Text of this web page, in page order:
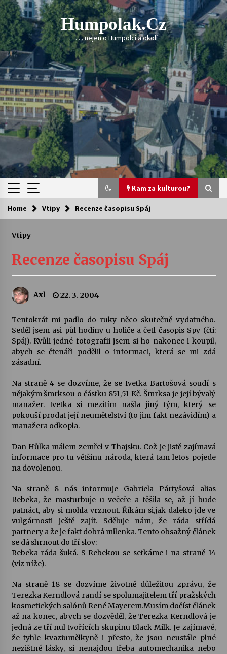
Skip
to
content
Humpolak.cz
. . . . . nejen o Humpolci a okolí
Kam za kulturou?
Kam za kulturou?
Sukuba Ensemble
4. 8. 2026
Vernisáž výstavy Josefíny Duškové: Stávám se
kapkou
Veselí muzikanti
30. 7. 2026
Pozvánka na integrační festival Quijotova
šedesátka: 28. 7.–1. 8. 2026
28. 7. 2026
Letní koncerty ve Stromovce: Kolchoz a
28. 7. 2026
23. 7. 2026
Letní koncerty ve Stromovce: Rufus Miller
22. 7. 2026
17. 7. 2026
Ozvěny prázdnin
14. 7. 2026
Home Vtipy Recenze časopisu Spáj
Vtipy
Recenze časopisu Spáj
Axl 22. 3. 2004
Tentokrát mi padlo do ruky něco skutečně vydatného.
Seděl jsem asi půl hodiny u holiče a četl časopis Spy (čti:
Spáj). Kvůli jedné fotografii jsem si ho nakonec i koupil,
abych se čtenáři podělil o informaci, která se mi zdá
zásadní.
Na straně 4 se dozvíme, že se Ivetka Bartošová soudí s
nějakým šmrksou o částku 851,51 Kč. Šmrksa je její bývalý
manažer. Ivetka si mezitím našla jiný tým, který se
pokouší prodat její neumětelství (to jim fakt nezávidím) a
manažera odkopla.
Dan Hůlka málem zemřel v Thajsku. Což je jistě zajímavá
informace pro tu většinu národa, která tam letos pojede
na dovolenou.
Na straně 8 nás informuje Gabriela Pártyšová alias
Rebeka, že masturbuje u večeře a těšila se, až jí bude
patnáct, aby si mohla vrznout. Říkám si,jak daleko jde ve
vulgárnosti ještě zajít. Sděluje nám, že ráda střídá
partnery a že je fakt dobrá milenka. Tento obsažný článek
se dá shrnout do tří slov:
Rebeka ráda šuká. S Rebekou se setkáme i na straně 14
(viz níže).
Na straně 18 se dozvíme životně důležitou zprávu, že
Terezka Kerndlová randí se spolumajitelem tří pražských
kosmetických salónů René Mayerem.Musím dočíst článek
až na konec, abych se dozvěděl, že Terezka Kerndlová je
jedná ze tří nul tvořících skupinu Black Milk. Je zajímavé,
že tyhle kvaziumělkyně i přesto, že jsou neustále plné
nezištné lásky, si nenajdou třeba automechanika nebo